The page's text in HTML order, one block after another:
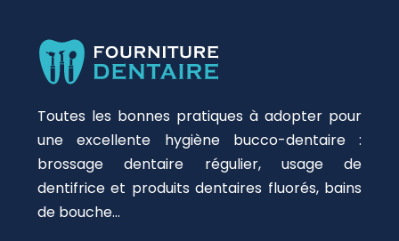
Toutes les bonnes pratiques à adopter pour
une excellente hygiène bucco-dentaire :
brossage dentaire régulier, usage de
dentifrice et produits dentaires fluorés, bains
de bouche…